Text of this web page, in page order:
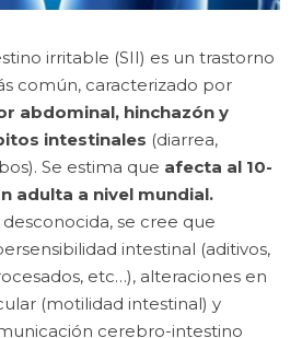
irritable (SII) es un trastorno
común, caracterizado por
abdominal, hinchazón y
intestinales (diarrea,
Se estima que afecta al 10-
adulta a nivel mundial.
se cree que
intestinal (aditivos,
etc…), alteraciones en
(motilidad intestinal) y
cerebro-intestino